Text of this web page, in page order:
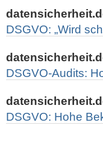
DSGVO: „Wird
DSGVO-Audits:
DSGVO: Hohe